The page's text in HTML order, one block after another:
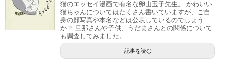
松本ぷりっつ先生は、ご自身のご家庭を中心としたエッセ
イ漫画を主に描いてらっしゃいます。
娘さんの様子を描いたり、旦那さんと英会話や旅行に行っ
た様子を描いたりと、それぞれテーマに合わせて色々描い
猫のエッセイ漫画で有名な卵山玉子先生。 かわいい
猫ちゃんについてはたくさん書いていますが、ご自
身の顔写真や本名などは公表しているのでしょう
か？ 旦那さんや子供、うだまさんとの関係について
も調査してみました。
記事を読む